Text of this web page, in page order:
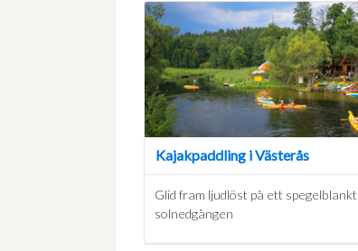
Kajakpaddling i Västerås
Glid fram ljudlöst på ett
solnedgången